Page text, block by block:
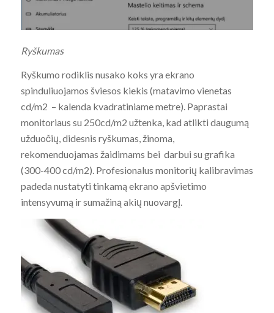
Ryškumas
Ryškumo rodiklis nusako koks yra ekrano
spinduliuojamos šviesos kiekis (matavimo vienetas
cd/m2 – kalenda kvadratiniame metre). Paprastai
monitoriaus su 250cd/m2 užtenka, kad atlikti daugumą
užduočių, didesnis ryškumas, žinoma,
rekomenduojamas žaidimams bei darbui su grafika
(300-400 cd/m2). Profesionalus monitorių kalibravimas
padeda nustatyti tinkamą ekrano apšvietimo
intensyvumą ir sumažiną akių nuovargį.